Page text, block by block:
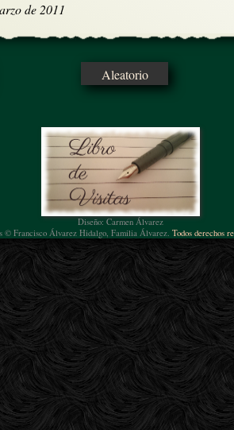
de 2011
Aleatorio
Diseño: Carmen Álvarez
© Francisco Álvarez Hidalgo, Familia Álvarez. Todos derechos